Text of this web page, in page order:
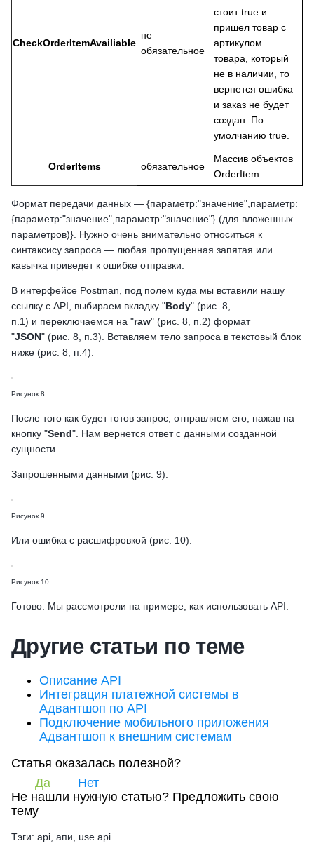
CheckOrderItemAvailiable
не
обязательное
стоит true и
пришел товар с
артикулом
товара, который
не в наличии, то
вернется ошибка
и заказ не будет
создан. По
умолчанию true.
OrderItems обязательное
Массив объектов
OrderItem.
Формат передачи данных — {параметр:"значение",параметр:
{параметр:"значение",параметр:"значение"} (для вложенных
параметров)}. Нужно очень внимательно относиться к
синтаксису запроса — любая пропущенная запятая или
кавычка приведет к ошибке отправки.
В интерфейсе Postman, под полем куда мы вставили нашу
ссылку с API, выбираем вкладку "Body" (рис. 8,
п.1) и переключаемся на "raw" (рис. 8, п.2) формат
"JSON" (рис. 8, п.3). Вставляем тело запроса в текстовый блок
ниже (рис. 8, п.4).
Рисунок 8.
После того как будет готов запрос, отправляем его, нажав на
кнопку "Send". Нам вернется ответ с данными созданной
сущности.
Запрошенными данными (рис. 9):
Рисунок 9.
Или ошибка с расшифровкой (рис. 10).
Рисунок 10.
Готово. Мы рассмотрели на примере, как использовать API.
Другие статьи по теме
Описание API
Интеграция платежной системы в
Адвантшоп по API
Подключение мобильного приложения
Адвантшоп к внешним системам
Статья оказалась полезной?
Да
Нет
Не нашли нужную статью? Предложить свою
тему
Тэги: api, апи, use api